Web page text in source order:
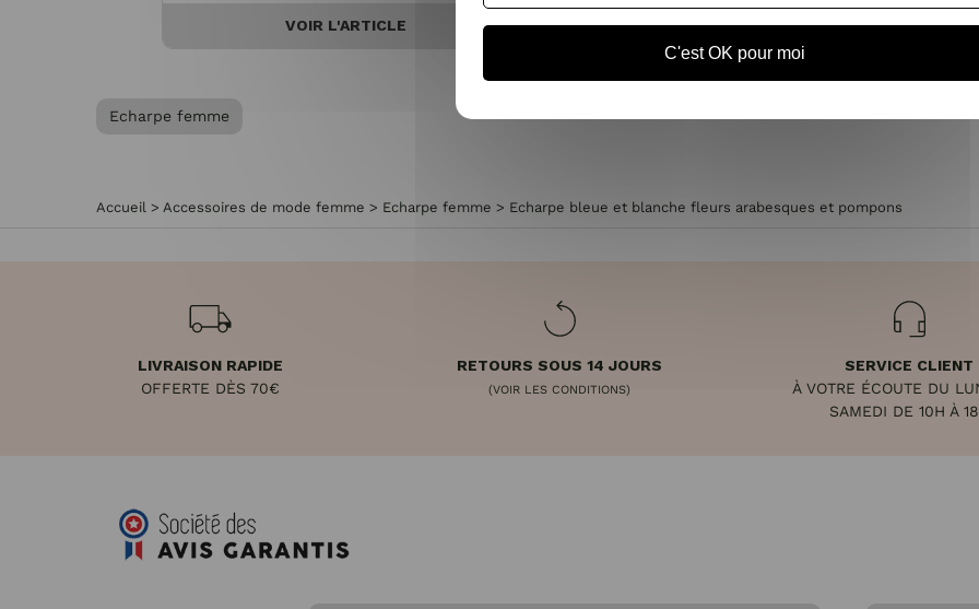
VOIR L'ARTICLE VOIR L'ARTICLE
Echarpe femme
Accueil > Accessoires de mode femme > Echarpe femme > Echarpe bleue et blanche fleurs arabesques et pompons
LIVRAISON RAPIDE
OFFERTE DÈS 70€
RETOURS SOUS 14 JOURS
(VOIR LES CONDITIONS)
SERVICE CLIENT
À VOTRE ÉCOUTE DU
SAMEDI DE 10H À
C'est OK pour moi